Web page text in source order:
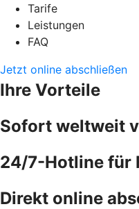
Tarife
Leistungen
FAQ
Jetzt online abschließen
Ihre Vorteile
Sofort weltweit
24/7-Hotline für
Direkt online